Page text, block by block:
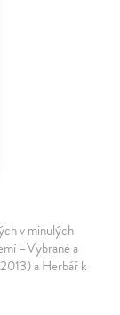
v minulých
–Vybrané a
a Herbář k